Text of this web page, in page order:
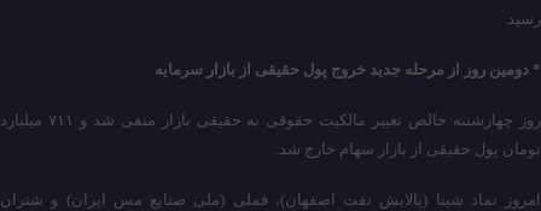
رسید.
* دومین روز از مرحله جدید خروج پول حقیقی از بازار سرمایه
روز چهارشنبه خالص تغییر مالکیت حقوقی به حقیقی بازار منفی شد و ۷۱۱ میلیارد
تومان پول حقیقی از بازار سهام خارج شد.
امروز نماد شپنا (پالایش نفت اصفهان)، فملی (ملی صنایع مس ایران) و شتران